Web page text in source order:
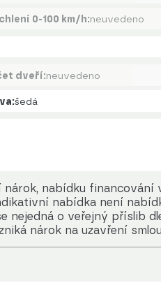
0-100 km/h:neuvedeno
dveří:neuvedeno
šedá
nabídku financování
nabídka není
nejedná o veřejný příslib
nárok na uzavření